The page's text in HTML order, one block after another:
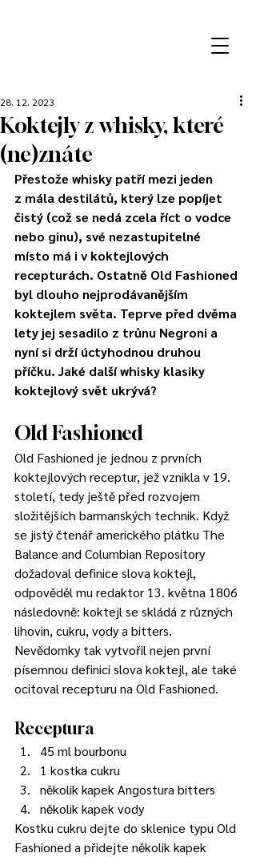
Koktejly z whisky, které
(ne)znáte
28. 12. 2023
Přestože whisky patří mezi jeden
z mála destilátů, který lze popíjet
čistý (což se nedá zcela říct o vodce
nebo ginu), své nezastupitelné
místo má i v koktejlových
recepturách. Ostatně Old Fashioned
byl dlouho nejprodávanějším
koktejlem světa. Teprve před dvěma
lety jej sesadilo z trůnu Negroni a
nyní si drží úctyhodnou druhou
příčku. Jaké další whisky klasiky
koktejlový svět ukrývá?
Old Fashioned
Old Fashioned je jednou z prvních
koktejlových receptur, jež vznikla v 19.
století, tedy ještě před rozvojem
složitějších barmanských technik. Když
se jistý čtenář amerického plátku The
Balance and Columbian Repository
dožadoval definice slova koktejl,
odpověděl mu redaktor 13. května 1806
následovně: koktejl se skládá z různých
lihovin, cukru, vody a bitters.
Nevědomky tak vytvořil nejen první
písemnou definici slova koktejl, ale také
ocitoval recepturu na Old Fashioned.
Receptura
45 ml bourbonu
1 kostka cukru
několik kapek Angostura bitters
několik kapek vody
Kostku cukru dejte do sklenice typu Old
Fashioned a přidejte několik kapek